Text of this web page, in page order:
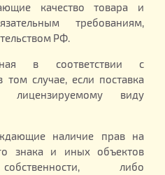
качество товара и
требованиям,
РФ.
в соответствии с
том случае, если поставка
виду
наличие прав на
знака и иных объектов
либо